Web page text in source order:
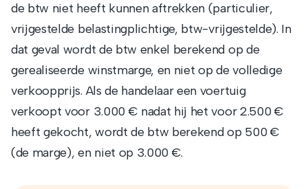
de btw niet heeft kunnen aftrekken (particulier,
vrijgestelde belastingplichtige, btw-vrijgestelde). In
dat geval wordt de btw enkel berekend op de
gerealiseerde winstmarge, en niet op de volledige
verkoopprijs. Als de handelaar een voertuig
verkoopt voor 3.000 € nadat hij het voor 2.500 €
heeft gekocht, wordt de btw berekend op 500 €
(de marge), en niet op 3.000 €.